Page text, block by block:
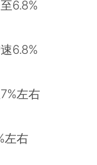
6.8%
6.8%
左右
左右